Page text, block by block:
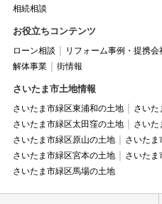
相続相談
お役立ちコンテンツ
ローン相談 リフォーム事例・提携会
解体事業
街情報
さいたま市土地情報
さいたま市緑区東浦和の土地
さいた
さいたま市緑区太田窪の土地
さいた
さいたま市緑区原山の土地
さいたま
さいたま市緑区宮本の土地
さいたま
さいたま市緑区馬場の土地